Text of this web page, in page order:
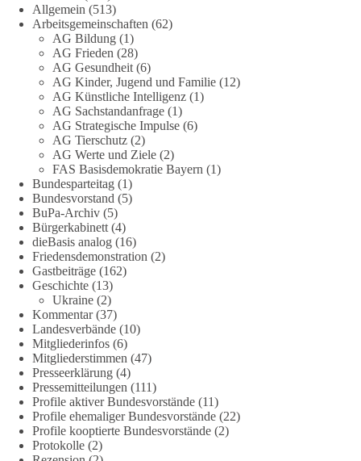
Eine resiliente Gesellschaft erkennt man nicht daran, wie sie
Strommangel verwaltet, sondern daran, wie sie ihn verhindert!
Quellen: https://apollo-news.net/geheimplan-energiekrise-
bundesnetzagentur-bereitet-sich-auf-strommangel-ueber-
mehrere-tage-bis-wochen-vor/und
https://www.merkur.de/deutschland/der-geheimplan-gegen-
stromausfalle-der-bundesnetzagentur-zr-94423201.html?
utm_source=chatgpt.com
🟩🟩🟦🟦🟥🟥🟧🟧
Wieder ein Beispiel dafür, warum wir 1 Milliarde für freie
Medien fordern sollten: 👉 Jetzt Petition unterzeichnen
#dieBasis #Energie #Versorgungssicherheit
#Technologieoffen #Resilienz
158 26 69
DieBasis
2 Tage(n) zuvor
🌍 Migration darf niemals zum politischen Druckmittel
Allgemein (513)
Arbeitsgemeinschaften (62)
AG Bildung (1)
AG Frieden (28)
AG Gesundheit (6)
AG Kinder, Jugend und Familie (12)
AG Künstliche Intelligenz (1)
AG Sachstandanfrage (1)
AG Strategische Impulse (6)
AG Tierschutz (2)
AG Werte und Ziele (2)
FAS Basisdemokratie Bayern (1)
Bundesparteitag (1)
Bundesvorstand (5)
BuPa-Archiv (5)
Bürgerkabinett (4)
dieBasis analog (16)
Friedensdemonstration (2)
Gastbeiträge (162)
Geschichte (13)
Ukraine (2)
Kommentar(37)
Landesverbände (10)
Mitgliederinfos (6)
Mitgliederstimmen (47)
Presseerklärung (4)
Pressemitteilungen (111)
Profile aktiver Bundesvorstände (11)
Profile ehemaliger Bundesvorstände (22)
Profile kooptierte Bundesvorstände (2)
Protokolle (2)